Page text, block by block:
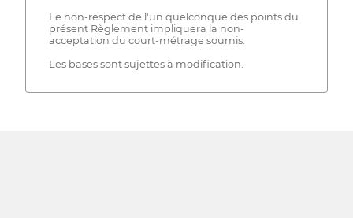
Le non-respect de l'un quelconque des points du
présent Règlement impliquera la non-
acceptation du court-métrage soumis.
Les bases sont sujettes à modification.